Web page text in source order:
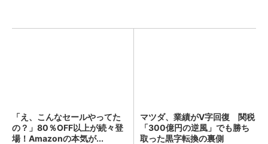
「え、こんなセールやってた
の？」80％OFF以上が続々登
場！Amazonの本気が...
マツダ、業績がV字回復 関税
「300億円の逆風」でも勝ち
取った黒字転換の裏側